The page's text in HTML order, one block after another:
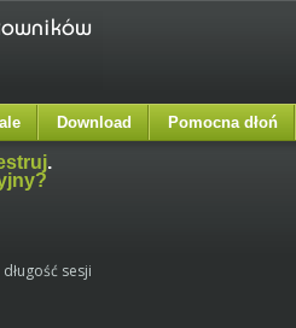
Download Pomocna dłoń
.
sesji